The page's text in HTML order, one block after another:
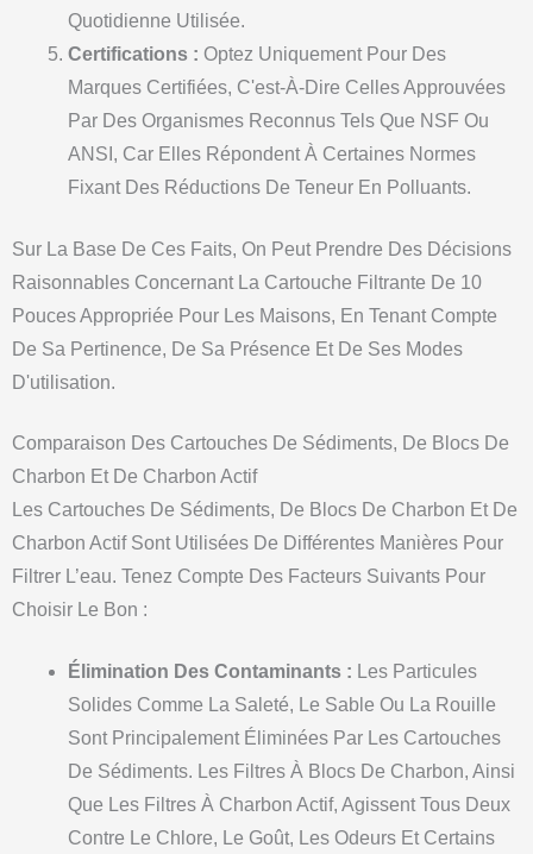
Quotidienne Utilisée.
Certifications : Optez Uniquement Pour Des
Marques Certifiées, C'est-À-Dire Celles Approuvées
Par Des Organismes Reconnus Tels Que NSF Ou
ANSI, Car Elles Répondent À Certaines Normes
Fixant Des Réductions De Teneur En Polluants.
Sur La Base De Ces Faits, On Peut Prendre Des Décisions
Raisonnables Concernant La Cartouche Filtrante De 10
Pouces Appropriée Pour Les Maisons, En Tenant Compte
De Sa Pertinence, De Sa Présence Et De Ses Modes
D'utilisation.
Comparaison Des Cartouches De Sédiments, De Blocs De
Charbon Et De Charbon Actif
Les Cartouches De Sédiments, De Blocs De Charbon Et De
Charbon Actif Sont Utilisées De Différentes Manières Pour
Filtrer L’eau. Tenez Compte Des Facteurs Suivants Pour
Choisir Le Bon :
Élimination Des Contaminants : Les Particules
Solides Comme La Saleté, Le Sable Ou La Rouille
Sont Principalement Éliminées Par Les Cartouches
De Sédiments. Les Filtres À Blocs De Charbon, Ainsi
Que Les Filtres À Charbon Actif, Agissent Tous Deux
Contre Le Chlore, Le Goût, Les Odeurs Et Certains